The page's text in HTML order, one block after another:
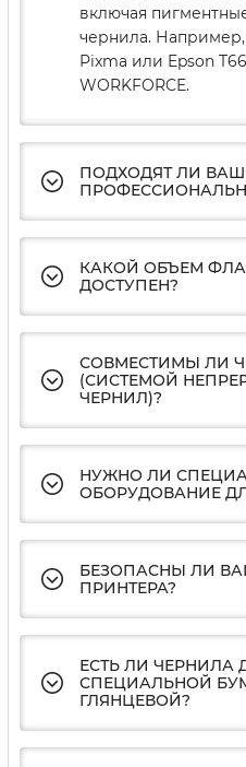
включая
чернила.
Pixma или Epson
WORKFORCE.
ПОДХОДЯТ ЛИ
КАКОЙ ОБЪЕМ
ДОСТУПЕН?
СОВМЕСТИМЫ ЛИ
(СИСТЕМОЙ
ЧЕРНИЛ)?
НУЖНО ЛИ
ОБОРУДОВАНИЕ
БЕЗОПАСНЫ ЛИ
ПРИНТЕРА?
ЕСТЬ ЛИ ЧЕРНИЛА
СПЕЦИАЛЬНОЙ
ГЛЯНЦЕВОЙ?